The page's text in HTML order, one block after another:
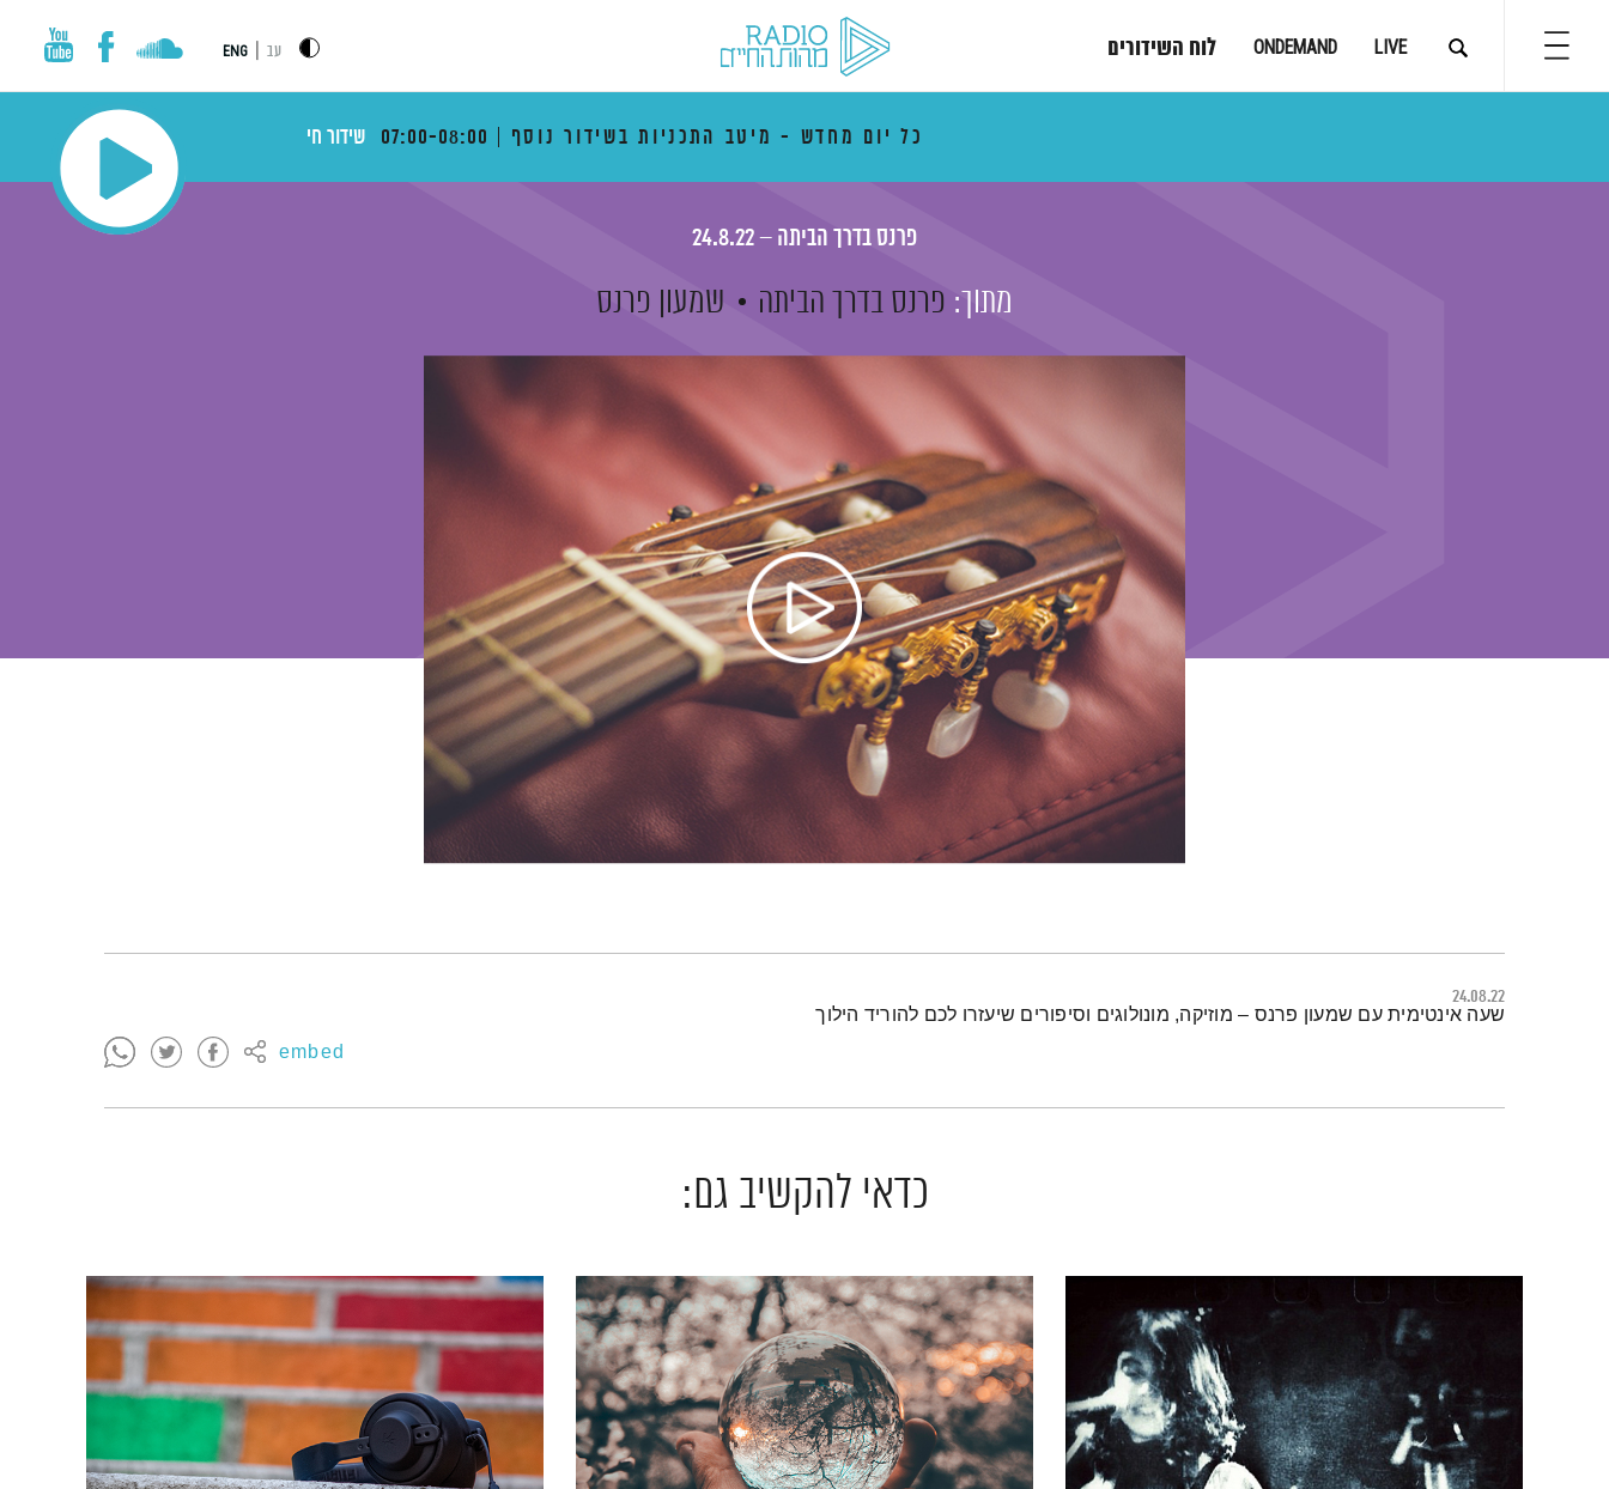
LIVE
ONDEMAND לוח השידורים עב ENG
כל יום מחדש - מיטב התכניות בשידור נוסף 07:00-08:00 שידור חי
פרנס בדרך הביתה – 24.8.22
מתוך: פרנס בדרך הביתה שמעון פרנס
24.08.22
embed
תמצית הפודקאסט
שעה אינטימית עם שמעון פרנס – מוזיקה, מונולוגים וסיפורים שיעזרו לכם להוריד הילוך
כדאי להקשיב גם: